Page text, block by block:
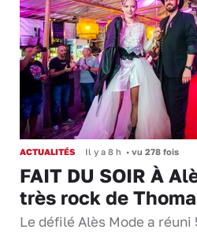
ACTUALITÉS Il y a 8 h • vu 278 fois
FAIT DU SOIR À
très rock de
Le défilé Alès Mode a